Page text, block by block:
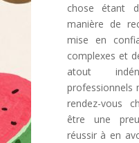
chose étant
manière de
mise en
complexes et
atout
professionnels
rendez-vous
être une
réussir à en